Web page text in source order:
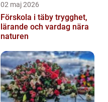
02 maj 2026
Förskola i täby trygghet,
lärande och vardag nära
naturen